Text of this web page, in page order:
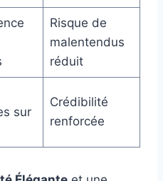
Risque de
malentendus
réduit
sur
Crédibilité
renforcée